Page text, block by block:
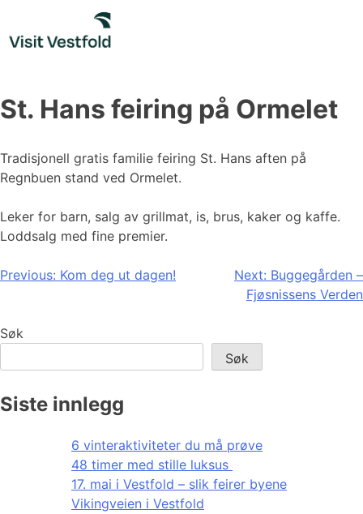
content
St. Hans feiring på Ormelet
Tradisjonell gratis familie feiring St. Hans aften på
Regnbuen stand ved Ormelet.
Leker for barn, salg av grillmat, is, brus, kaker og kaffe.
Loddsalg med fine premier.
Innleggsnavigasjon
Previous: Kom deg ut dagen! Next: Buggegården –
Fjøsnissens Verden
Søk
Søk
Siste innlegg
6 vinteraktiviteter du må prøve
48 timer med stille luksus
17. mai i Vestfold – slik feirer byene
Vikingveien i Vestfold